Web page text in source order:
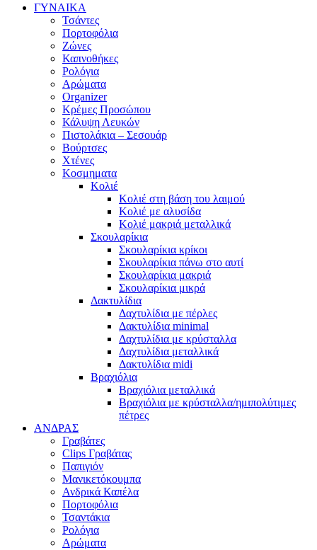
ΓΥΝΑΙΚΑ
Τσάντες
Πορτοφόλια
Ζώνες
Καπνοθήκες
Ρολόγια
Αρώματα
Organizer
Κρέμες Προσώπου
Κάλυψη Λευκών
Πιστολάκια – Σεσουάρ
Βούρτσες
Χτένες
Κοσμηματα
Κολιέ
Κολιέ στη βάση του λαιμού
Κολιέ με αλυσίδα
Κολιέ μακριά μεταλλικά
Σκουλαρίκια
Σκουλαρίκια κρίκοι
Σκουλαρίκια πάνω στο αυτί
Σκουλαρίκια μακριά
Σκουλαρίκια μικρά
Δακτυλίδια
Δαχτυλίδια με πέρλες
Δακτυλίδια minimal
Δαχτυλίδια με κρύσταλλα
Δαχτυλίδια μεταλλικά
Δακτυλίδια midi
Βραχιόλια
Βραχιόλια μεταλλικά
Βραχιόλια με κρύσταλλα/ημιπολύτιμες
πέτρες
ΑΝΔΡΑΣ
Γραβάτες
Clips Γραβάτας
Παπιγιόν
Μανικετόκουμπα
Ανδρικά Καπέλα
Πορτοφόλια
Τσαντάκια
Ρολόγια
Αρώματα